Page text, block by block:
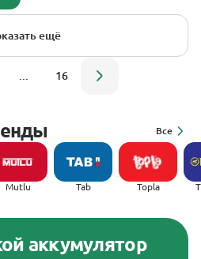
ещё
16
Все
Mutlu Tab Topla
аккумулятор